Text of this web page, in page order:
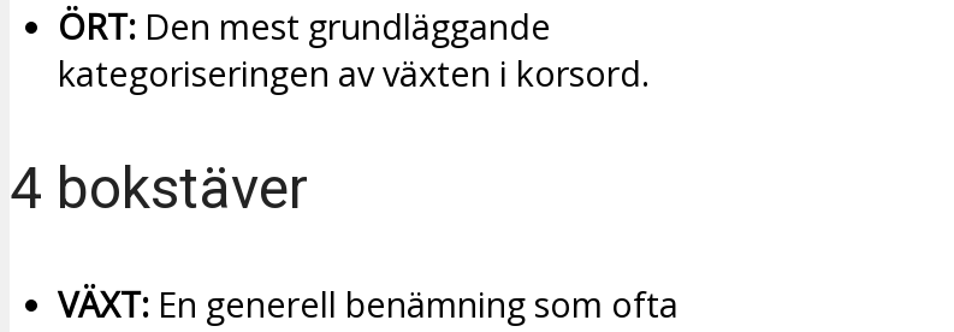
ÖRT: Den mest grundläggande
kategoriseringen av växten i korsord.
4 bokstäver
VÄXT: En generell benämning som ofta